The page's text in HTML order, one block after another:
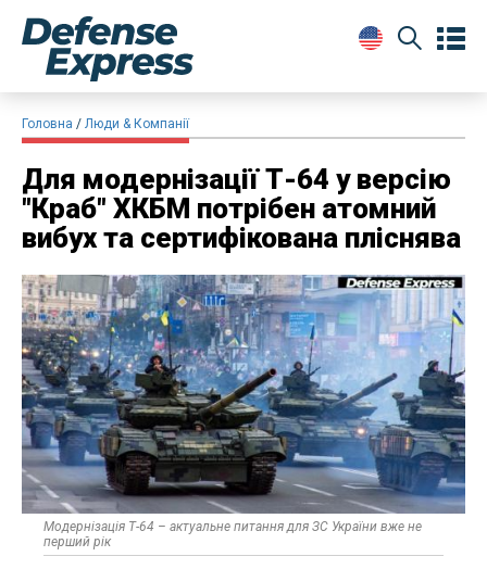
Головна Люди & Компанії
Для модернізації Т-64 у версію
"Краб" ХКБМ потрібен атомний
вибух та сертифікована пліснява
Модернізація Т-64 – актуальне питання для ЗС України вже не
перший рік